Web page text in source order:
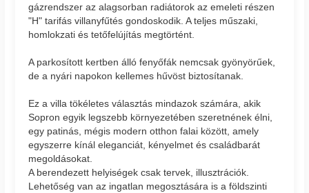
gázrendszer az alagsorban radiátorok az emeleti részen
"H" tarifás villanyfűtés gondoskodik. A teljes műszaki,
homlokzati és tetőfelújítás megtörtént.
A parkosított kertben álló fenyőfák nemcsak gyönyörűek,
de a nyári napokon kellemes hűvöst biztosítanak.
Ez a villa tökéletes választás mindazok számára, akik
Sopron egyik legszebb környezetében szeretnének élni,
egy patinás, mégis modern otthon falai között, amely
egyszerre kínál eleganciát, kényelmet és családbarát
megoldásokat.
A berendezett helyiségek csak tervek, illusztrációk.
Lehetőség van az ingatlan megosztására is a földszinti